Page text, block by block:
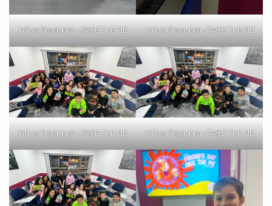
inFlux Piraquara - FACE THE PIE inFlux Piraquara - FACE THE PIE
inFlux Piraquara - FACE THE PIE inFlux Piraquara - FACE THE PIE